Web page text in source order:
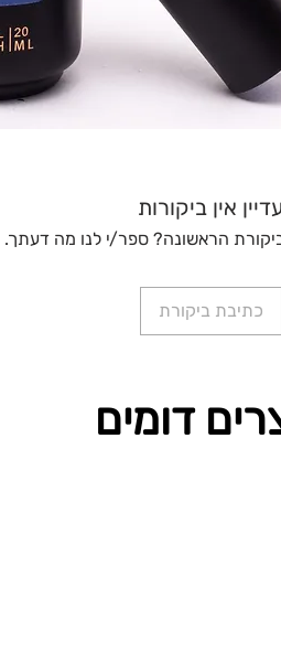
אין ביקורות
הראשונה? ספר/י לנו מה דעתך.
כתיבת ביקורת
דומים